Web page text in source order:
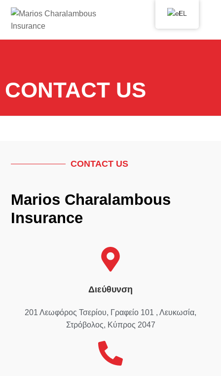
CONTACT US
CONTACT US
Marios Charalambous
Insurance
Διεύθυνση
201 Λεωφόρος Τσερίου, Γραφείο 101 , Λευκωσία,
Στρόβολος, Κύπρος 2047
EL